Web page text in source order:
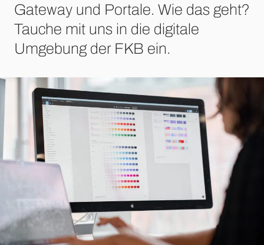
Gateway und Portale. Wie das geht?
Tauche mit uns in die digitale
Umgebung der FKB ein.